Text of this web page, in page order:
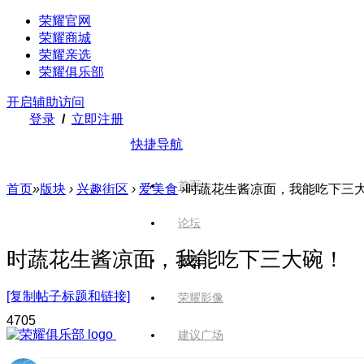
荣耀官网
荣耀商城
荣耀亲选
荣耀俱乐部
开启辅助访问
登录 / 立即注册
快捷导航
首页
论坛
版块
荣耀影像
建议广场
首页»版块 › 兴趣街区 › 爱美食 ›时蔬花生酱凉面，我能吃下三
时蔬花生酱凉面，我能吃下三大碗！
[复制帖子标题和链接]
4705